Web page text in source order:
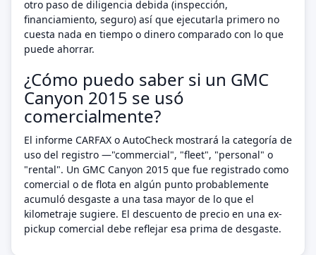
otro paso de diligencia debida (inspección,
financiamiento, seguro) así que ejecutarla primero no
cuesta nada en tiempo o dinero comparado con lo que
puede ahorrar.
¿Cómo puedo saber si un GMC
Canyon 2015 se usó
comercialmente?
El informe CARFAX o AutoCheck mostrará la categoría de
uso del registro —"commercial", "fleet", "personal" o
"rental". Un GMC Canyon 2015 que fue registrado como
comercial o de flota en algún punto probablemente
acumuló desgaste a una tasa mayor de lo que el
kilometraje sugiere. El descuento de precio en una ex-
pickup comercial debe reflejar esa prima de desgaste.